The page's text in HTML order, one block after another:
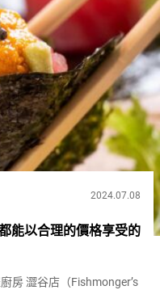
2024.07.08
能以合理的價格享受的
房 澀谷店（Fishmonger’s